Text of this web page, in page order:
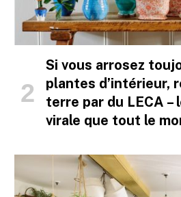
Si vous arrosez
plantes d’intérieur,
terre par du LECA –
virale que tout le